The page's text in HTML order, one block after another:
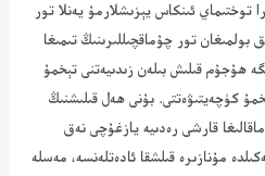
توختىماي ئىنكاس يېزىشلارمۇ يەنلا تور
تور چۇماقچىللىرىنىڭ تىمىغا
ھۇجۇم قىلىش بىلەن زىدىيەتنى تېخمۇ
كۈچەيتىۋەتتى. بۇنى ھەل قىلىشنىڭ
قارشى رەدىيە يازغۇچى نەق
مۇنازىرە قىلشقا ئادەتلەنسە، مەسلە